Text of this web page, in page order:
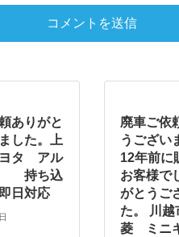
ありがと
した。上
タ アル
持ち込
日対応
廃車ご依
うござい
12年前に
お客様で
がとうご
た。 川
菱 ミニ